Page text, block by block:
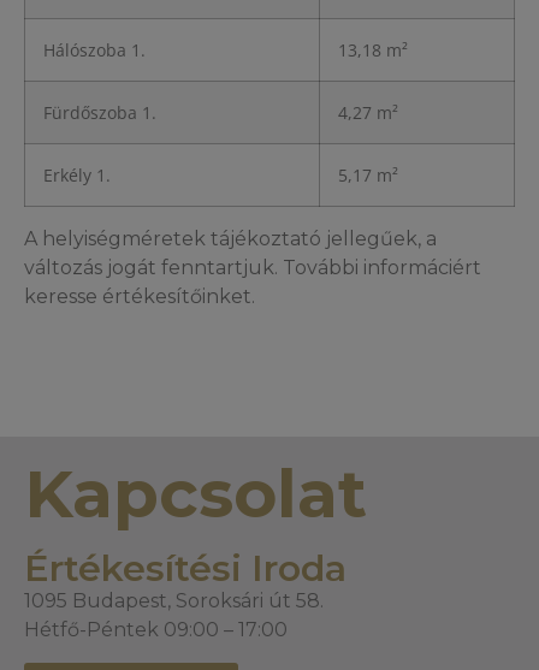
Hálószoba 1. 13,18 m²
Fürdőszoba 1. 4,27 m²
Erkély 1. 5,17 m²
A helyiségméretek tájékoztató jellegűek, a
változás jogát fenntartjuk. További informáciért
keresse értékesítőinket.
Kapcsolat
Értékesítési Iroda
1095 Budapest, Soroksári út 58.
Hétfő-Péntek 09:00 – 17:00